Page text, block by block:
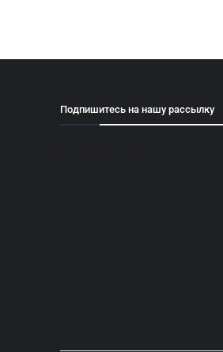
Подпишитесь на нашу рассылку